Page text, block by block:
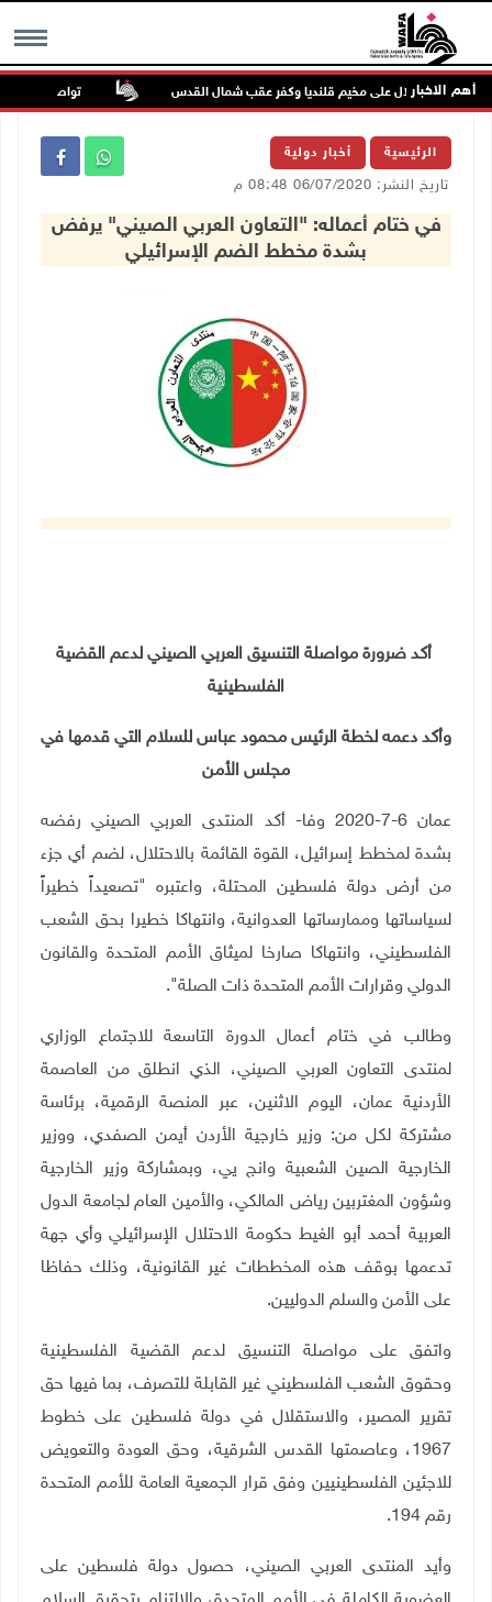
MENU أهم الاخبار تواصل انتهاكات
الرئيسية أخبار دولية
تاريخ النشر: 06/07/2020 08:48 م
في ختام أعماله: "التعاون العربي الصيني" يرفض
بشدة مخطط الضم الإسرائيلي
أكد ضرورة مواصلة التنسيق العربي الصيني لدعم القضية
الفلسطينية
وأكد دعمه لخطة الرئيس محمود عباس للسلام التي قدمها في
مجلس الأمن
عمان 6-7-2020 وفا- أكد المنتدى العربي الصيني رفضه
بشدة لمخطط إسرائيل، القوة القائمة بالاحتلال، لضم أي جزء
من أرض دولة فلسطين المحتلة، واعتبره "تصعيداً خطيراً
لسياساتها وممارساتها العدوانية، وانتهاكا خطيرا بحق الشعب
الفلسطيني، وانتهاكا صارخا لميثاق الأمم المتحدة والقانون
الدولي وقرارات الأمم المتحدة ذات الصلة".
وطالب في ختام أعمال الدورة التاسعة للاجتماع الوزاري
لمنتدى التعاون العربي الصيني، الذي انطلق من العاصمة
الأردنية عمان، اليوم الاثنين، عبر المنصة الرقمية، برئاسة
مشتركة لكل من: وزير خارجية الأردن أيمن الصفدي، ووزير
الخارجية الصين الشعبية وانج يي، وبمشاركة وزير الخارجية
وشؤون المغتربين رياض المالكي، والأمين العام لجامعة الدول
العربية أحمد أبو الغيط حكومة الاحتلال الإسرائيلي وأي جهة
تدعمها بوقف هذه المخططات غير القانونية، وذلك حفاظا
على الأمن والسلم الدوليين.
واتفق على مواصلة التنسيق لدعم القضية الفلسطينية
وحقوق الشعب الفلسطيني غير القابلة للتصرف، بما فيها حق
تقرير المصير، والاستقلال في دولة فلسطين على خطوط
1967، وعاصمتها القدس الشرقية، وحق العودة والتعويض
للاجئين الفلسطينيين وفق قرار الجمعية العامة للأمم المتحدة
رقم 194.
وأيد المنتدى العربي الصيني، حصول دولة فلسطين على